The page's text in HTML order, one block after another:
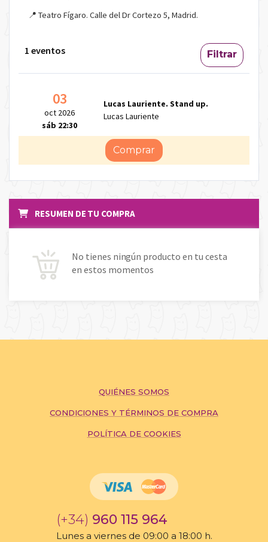
📍 Teatro Fígaro. Calle del Dr Cortezo 5, Madrid.
1 eventos Filtrar
03
oct 2026
sáb 22:30
Lucas Lauriente. Stand up.
Lucas Lauriente
Comprar
RESUMEN DE TU COMPRA
No tienes ningún producto en tu cesta
en estos momentos
QUIÉNES SOMOS
CONDICIONES Y TÉRMINOS DE COMPRA
POLÍTICA DE COOKIES
(+34) 960 115 964
Lunes a viernes de 09:00 a 18:00 h.